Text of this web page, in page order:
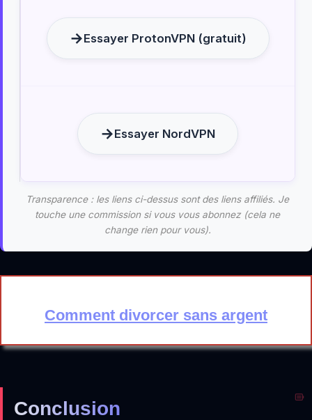
Essayer ProtonVPN (gratuit)
Essayer NordVPN
Transparence : les liens ci-dessus sont des liens affiliés. Je
touche une commission si vous vous abonnez (cela ne
change rien pour vous).
Comment divorcer sans argent
Conclusion